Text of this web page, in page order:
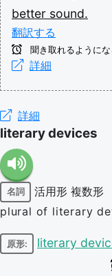
better sound.
翻訳する
聞き取れるようにな
詳細
詳細
literary devices
名詞 活用形 複数形
plural of literary
原形: literary